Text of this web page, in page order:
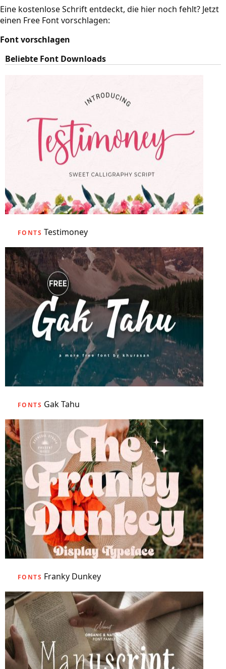
Eine kostenlose Schrift entdeckt, die hier noch fehlt? Jetzt
einen Free Font vorschlagen:
Font vorschlagen
Beliebte Font Downloads
FONTS Testimoney
FONTS Gak Tahu
FONTS Franky Dunkey